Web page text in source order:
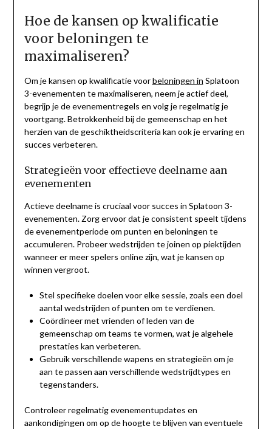
Hoe de kansen op kwalificatie
voor beloningen te
maximaliseren?
Om je kansen op kwalificatie voorbeloningen in Splatoon
3-evenementen te maximaliseren, neem je actief deel,
begrijp je de evenementregels en volg je regelmatig je
voortgang. Betrokkenheid bij de gemeenschap en het
herzien van de geschiktheidscriteria kan ook je ervaring en
succes verbeteren.
Strategieën voor effectieve deelname aan
evenementen
Actieve deelname is cruciaal voor succes in Splatoon 3-
evenementen. Zorg ervoor dat je consistent speelt tijdens
de evenementperiode om punten en beloningen te
accumuleren. Probeer wedstrijden te joinen op piektijden
wanneer er meer spelers online zijn, wat je kansen op
winnen vergroot.
Stel specifieke doelen voor elke sessie, zoals een doel
aantal wedstrijden of punten om te verdienen.
Coördineer met vrienden of leden van de
gemeenschap om teams te vormen, wat je algehele
prestaties kan verbeteren.
Gebruik verschillende wapens en strategieën om je
aan te passen aan verschillende wedstrijdtypes en
tegenstanders.
Controleer regelmatig evenementupdates en
aankondigingen om op de hoogte te blijven van eventuele